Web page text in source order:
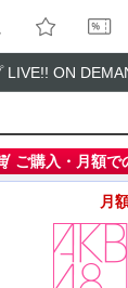
LIVE!! ON
ご購入・月額で
月